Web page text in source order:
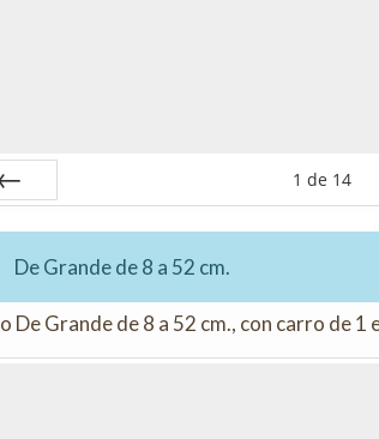
1 de 14
De Grande de 8 a 52 cm.
De Grande de 8 a 52 cm., con carro de 1